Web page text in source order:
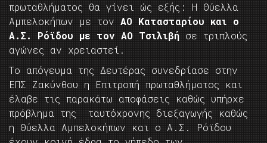
πρωταθλήματος θα γίνει ώς εξής: H Θύελλα
Αμπελοκήπων με τον ΑΟ Κατασταρίου και ο
Α.Σ. Ρόϊδου με τον ΑΟ Τσιλιβή σε τριπλούς
αγώνες αν χρειαστεί.
Το απόγευμα της Δευτέρας συνεδρίασε στην
ΕΠΣ Ζακύνθου η Επιτροπή πρωταθλήματος και
έλαβε τις παρακάτω αποφάσεις καθώς υπήρχε
πρόβλημα της ταυτόχρονης διεξαγωγής καθώς
η Θύελλα Αμπελοκήπων και ο Α.Σ. Ρόϊδου